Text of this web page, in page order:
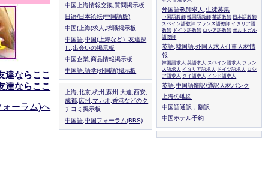
達ならここ
達ならここ
ーラム)へ
中国上海情報交換,質問掲示板
日语/日本论坛(中国語版)
中国(上海)求人,求職掲示板
中国語,中国(上海など）友達探
し,出会いの掲示板
中国企業,商品情報掲示板
中国語.語学(外国語)掲示板
上海,北京,杭州,蘇州,大連,西安,
成都,広州,マカオ,香港などのク
チコミ掲示板
中国語,中国フォーラム(BBS)
外国語教師求人,生徒募集
中国語教師 韓国語教師 英語教師 日本語教師
スペイン語教師 フランス語教師 イタリア語
教師 ドイツ語教師 ロシア語教師 ポルトガル
語教師
英語,韓国語,外国人求人仕事人材情
報
韓国語求人 英語求人 スペイン語求人 フラン
ス語求人 イタリア語求人 ドイツ語求人 ロシ
ア語求人 タイ語求人 インド語求人
英語,中国語翻訳/通訳人材バンク
上海の地図
中国語通訳，翻訳
中国ホテル予約